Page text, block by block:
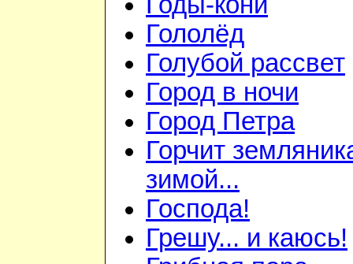
Гололёд
Голубой рассвет
Город в ночи
Город Петра
Горчит
зимой...
Господа!
Грешу... и каюсь!